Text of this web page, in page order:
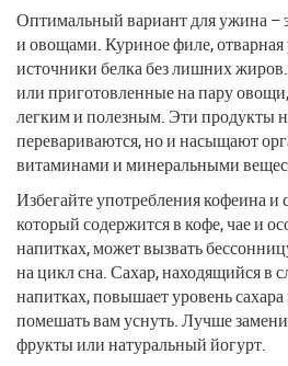
Оптимальный вариант для ужина –
и овощами. Куриное филе,
источники белка без лишних
или приготовленные на пару
легким и полезным. Эти продукты
перевариваются, но и насыщают
витаминами и минеральными
Избегайте употребления кофеина и
который содержится в кофе, чае и
напитках, может вызвать
на цикл сна. Сахар, находящийся в
напитках, повышает уровень
помешать вам уснуть. Лучше
фрукты или натуральный йогурт.